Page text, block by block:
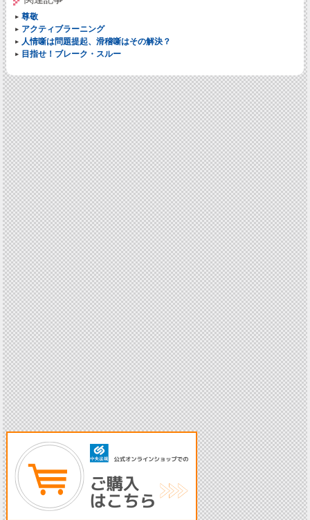
尊敬
アクティブラーニング
人情噺は問題提起、滑稽噺はその解決？
目指せ！ブレーク・スルー